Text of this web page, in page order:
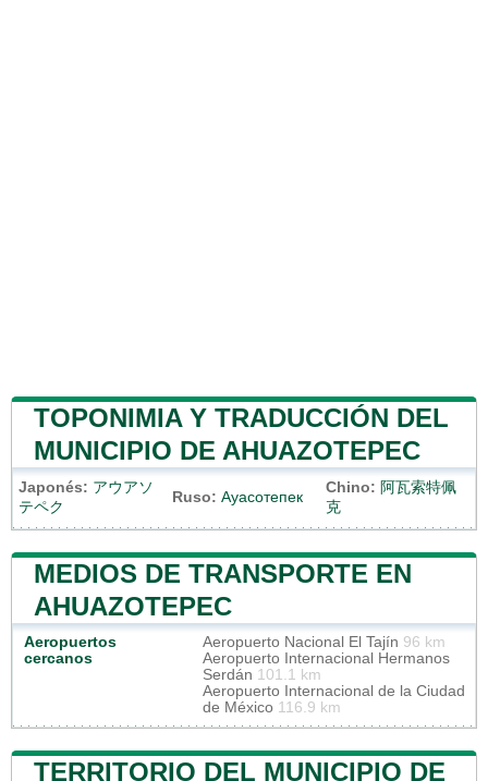
TOPONIMIA Y TRADUCCIÓN DEL
MUNICIPIO DE AHUAZOTEPEC
Japonés: アウアソ
テペク
Ruso: Ауасотепек
Chino: 阿瓦索特佩
克
MEDIOS DE TRANSPORTE EN
AHUAZOTEPEC
Aeropuertos
cercanos
Aeropuerto Nacional El Tajín 96 km
Aeropuerto Internacional Hermanos
Serdán 101.1 km
Aeropuerto Internacional de la Ciudad
de México 116.9 km
TERRITORIO DEL MUNICIPIO DE